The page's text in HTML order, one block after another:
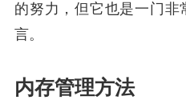
的努力，但它也是一门
言。
内存管理方法